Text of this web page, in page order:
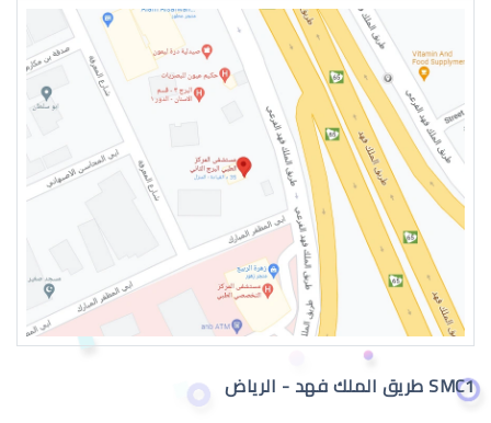
الماء البيضاء في العين وعلاجها
اعراض الماء الابيض في العين وعلاجه
SMC1 طريق الملك فهد - الرياض